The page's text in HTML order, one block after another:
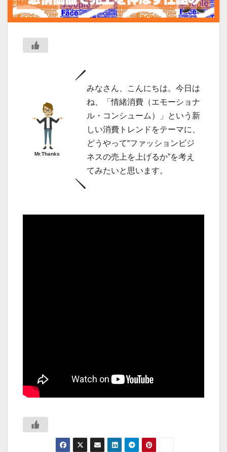
Mr.Thanks
みなさん、こんにちは。今日は
ね、「情緒消費（エモーショナ
ル・コンシューム）」という新
しい消費トレンドをテーマに、
どうやって“ファッションビジ
ネスの売上を上げるか”を考え
てみたいと思います。